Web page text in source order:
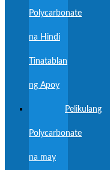
Polycarbonate
na Hindi
Tinatablan
ng Apoy
Pelikulang
Polycarbonate
na may